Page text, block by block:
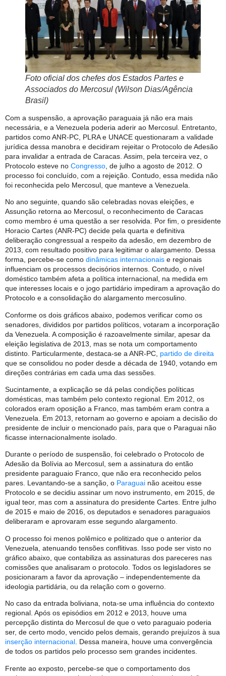
Foto oficial dos chefes dos Estados Partes e
Associados do Mercosul (Wilson Dias/Agência
Brasil)
Com a suspensão, a aprovação paraguaia já não era mais
necessária, e a Venezuela poderia aderir ao Mercosul. Entretanto,
partidos como ANR-PC, PLRA e UNACE questionaram a validade
jurídica dessa manobra e decidiram rejeitar o Protocolo de Adesão
para invalidar a entrada de Caracas. Assim, pela terceira vez, o
Protocolo esteve no Congresso , de julho a agosto de 2012. O
processo foi concluído, com a rejeição. Contudo, essa medida não
foi reconhecida pelo Mercosul, que manteve a Venezuela.
No ano seguinte, quando são celebradas novas eleições, e
Assunção retorna ao Mercosul, o reconhecimento de Caracas
como membro é uma questão a ser resolvida. Por fim, o presidente
Horacio Cartes (ANR-PC) decide pela quarta e definitiva
deliberação congressual a respeito da adesão, em dezembro de
2013, com resultado positivo para legitimar o alargamento. Dessa
forma, percebe-se como dinâmicas internacionais e regionais
influenciam os processos decisórios internos. Contudo, o nível
doméstico também afeta a política internacional, na medida em
que interesses locais e o jogo partidário impediram a aprovação do
Protocolo e a consolidação do alargamento mercosulino.
Conforme os dois gráficos abaixo, podemos verificar como os
senadores, divididos por partidos políticos, votaram a incorporação
da Venezuela. A composição é razoavelmente similar, apesar da
eleição legislativa de 2013, mas se nota um comportamento
distinto. Particularmente, destaca-se a ANR-PC, partido de direita
que se consolidou no poder desde a década de 1940, votando em
direções contrárias em cada uma das sessões.
Sucintamente, a explicação se dá pelas condições políticas
domésticas, mas também pelo contexto regional. Em 2012, os
colorados eram oposição a Franco, mas também eram contra a
Venezuela. Em 2013, retornam ao governo e apoiam a decisão do
presidente de incluir o mencionado país, para que o Paraguai não
ficasse internacionalmente isolado.
Durante o período de suspensão, foi celebrado o Protocolo de
Adesão da Bolívia ao Mercosul, sem a assinatura do então
presidente paraguaio Franco, que não era reconhecido pelos
pares. Levantando-se a sanção, o Paraguai não aceitou esse
Protocolo e se decidiu assinar um novo instrumento, em 2015, de
igual teor, mas com a assinatura do presidente Cartes. Entre julho
de 2015 e maio de 2016, os deputados e senadores paraguaios
deliberaram e aprovaram esse segundo alargamento.
O processo foi menos polêmico e politizado que o anterior da
Venezuela, atenuando tensões conflitivas. Isso pode ser visto no
gráfico abaixo, que contabiliza as assinaturas dos pareceres nas
comissões que analisaram o protocolo. Todos os legisladores se
posicionaram a favor da aprovação – independentemente da
ideologia partidária, ou da relação com o governo.
No caso da entrada boliviana, nota-se uma influência do contexto
regional. Após os episódios em 2012 e 2013, houve uma
percepção distinta do Mercosul de que o veto paraguaio poderia
ser, de certo modo, vencido pelos demais, gerando prejuízos à sua
inserção internacional . Dessa maneira, houve uma convergência
de todos os partidos pelo processo sem grandes incidentes.
Frente ao exposto, percebe-se que o comportamento dos